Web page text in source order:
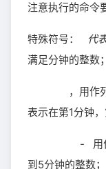
注意执行的命令
特殊符号： 代
满足分钟的整数；
，用作列表
表示在第1分钟
- 用作范围
到5分钟的整数；